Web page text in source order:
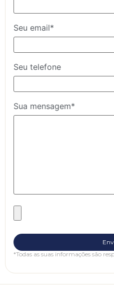
Seu email*
Seu telefone
Sua mensagem*
*Todas as suas informações são